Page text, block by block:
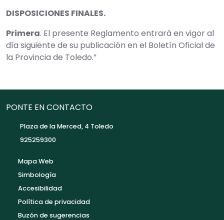
DISPOSICIONES FINALES.
Primera. El presente Reglamento entrará en vigor al
día siguiente de su publicación en el Boletín Oficial de
la Provincia de Toledo.”
PONTE EN CONTACTO
Plaza de la Merced, 4 Toledo
925259300
Mapa Web
Simbología
Accesibilidad
Política de privacidad
Buzón de sugerencias